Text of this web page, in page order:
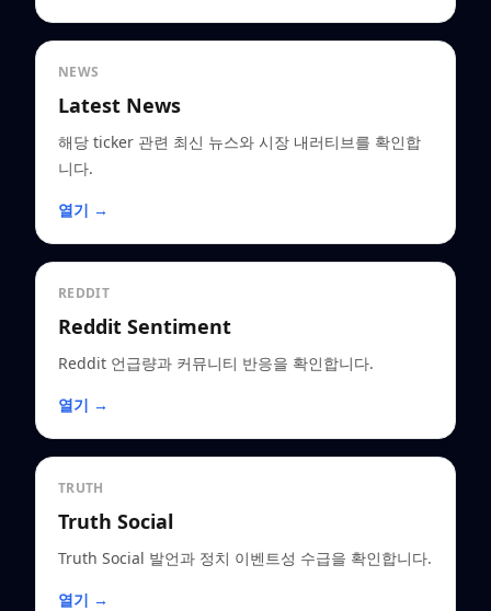
NEWS
Latest News
해당 ticker 관련 최신 뉴스와 시장 내러티브를 확인합
니다.
열기 →
REDDIT
Reddit Sentiment
Reddit 언급량과 커뮤니티 반응을 확인합니다.
열기 →
TRUTH
Truth Social
Truth Social 발언과 정치 이벤트성 수급을 확인합니다.
열기 →